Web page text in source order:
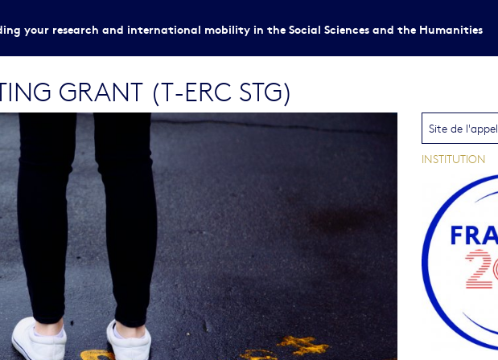
your research and international mobility in the Social Sciences and the Humanities
GRANT (T-ERC STG)
Site de l'appel
INSTITUTION